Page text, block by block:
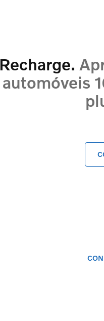
automóveis